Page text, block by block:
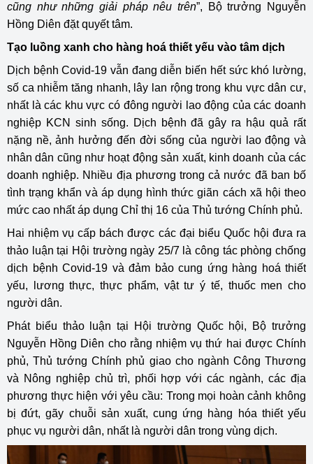
cũng như những giải pháp nêu trên”, Bộ trưởng Nguyễn
Hồng Diên đặt quyết tâm.
Tạo luồng xanh cho hàng hoá thiết yếu vào tâm dịch
Dịch bệnh Covid-19 vẫn đang diễn biến hết sức khó lường,
số ca nhiễm tăng nhanh, lây lan rộng trong khu vực dân cư,
nhất là các khu vực có đông người lao động của các doanh
nghiệp KCN sinh sống. Dịch bệnh đã gây ra hậu quả rất
nặng nề, ảnh hưởng đến đời sống của người lao động và
nhân dân cũng như hoạt động sản xuất, kinh doanh của các
doanh nghiệp. Nhiều địa phương trong cả nước đã ban bố
tình trạng khẩn và áp dụng hình thức giãn cách xã hội theo
mức cao nhất áp dụng Chỉ thị 16 của Thủ tướng Chính phủ.
Hai nhiệm vụ cấp bách được các đại biểu Quốc hội đưa ra
thảo luận tại Hội trường ngày 25/7 là công tác phòng chống
dịch bệnh Covid-19 và đảm bảo cung ứng hàng hoá thiết
yếu, lương thực, thực phẩm, vật tư ý tế, thuốc men cho
người dân.
Phát biểu thảo luận tại Hội trường Quốc hội, Bộ trưởng
Nguyễn Hồng Diên cho rằng nhiệm vụ thứ hai được Chính
phủ, Thủ tướng Chính phủ giao cho ngành Công Thương
và Nông nghiệp chủ trì, phối hợp với các ngành, các địa
phương thực hiện với yêu cầu: Trong mọi hoàn cảnh không
bị đứt, gãy chuỗi sản xuất, cung ứng hàng hóa thiết yếu
phục vụ người dân, nhất là người dân trong vùng dịch.